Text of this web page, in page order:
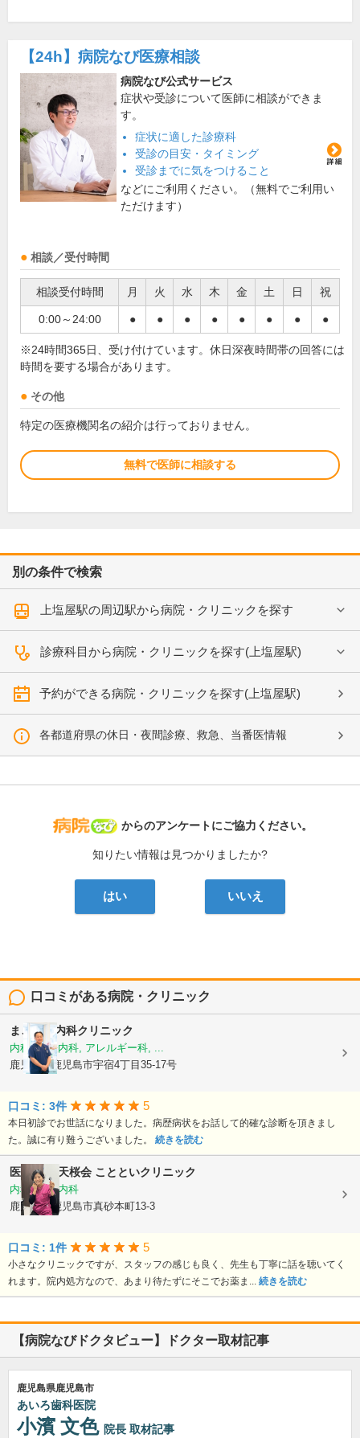
【24h】 病院なび医療相談
病院なび公式サービス
症状や受診について医師に相談ができま
す。
症状に適した診療科
受診の目安・タイミング
受診までに気をつけること
などにご利用ください。（無料でご利用い
ただけます）
相談／受付時間
相談受付時間 月 火 水 木 金 土 日 祝
0:00～24:00 ● ● ● ● ● ● ● ●
※24時間365日、受け付けています。休日深夜時間帯の回答には
時間を要する場合があります。
その他
特定の医療機関名の紹介は行っておりません。
無料で医師に相談する
別の条件で検索
上塩屋駅の周辺駅から病院・クリニックを探す
診療科目から病院・クリニックを探す(上塩屋駅)
予約ができる病院・クリニックを探す(上塩屋駅)
各都道府県の休日・夜間診療、救急、当番医情報
病院なび
からのアンケートにご協力ください。
知りたい情報は見つかりましたか?
はい いいえ
口コミがある病院・クリニック
まごころ内科クリニック
内科, 神経内科, アレルギー科, ...
鹿児島県鹿児島市宇宿4丁目35-17号
口コミ: 3件 5
本日初診でお世話になりました。病歴病状をお話して的確な診断を頂きまし
た。誠に有り難うございました。 続きを読む
医療法人 天桜会 ことといクリニック
内科, 血液内科
鹿児島県鹿児島市真砂本町13-3
口コミ: 1件 5
小さなクリニックですが、スタッフの感じも良く、先生も丁寧に話を聴いてく
れます。院内処方なので、あまり待たずにそこでお薬ま... 続きを読む
【病院なびドクタビュー】ドクター取材記事
鹿児島県鹿児島市
あいろ歯科医院
小濱 文色 院長 取材記事